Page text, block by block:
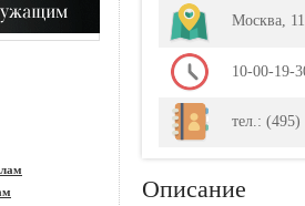
Москва,
10-00-19-
тел.:
Описание